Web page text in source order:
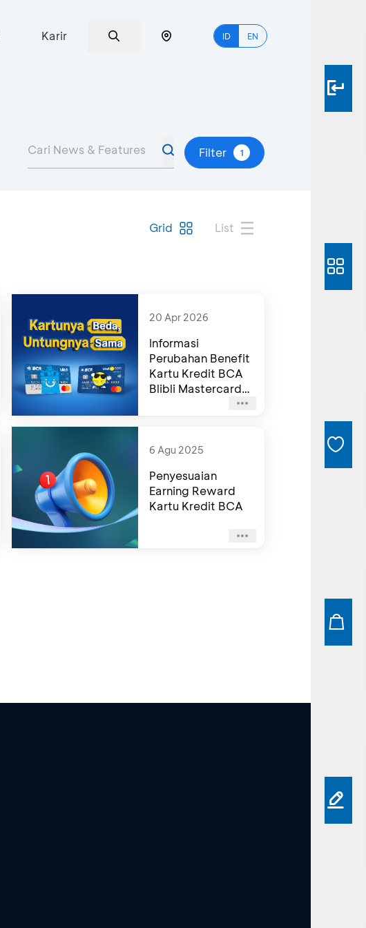
Karir ID EN
Filter 1
Grid List
20 Apr 2026
Informasi
Perubahan Benefit
Kartu Kredit BCA
Blibli Mastercard
dan Kartu Kredit
6 Agu 2025
Penyesuaian
Earning Reward
Kartu Kredit BCA